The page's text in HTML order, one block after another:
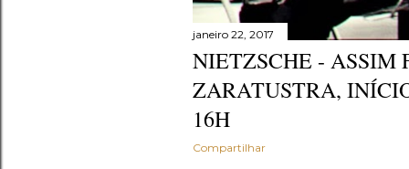
janeiro 22, 2017
NIETZSCHE - ASSIM
ZARATUSTRA,
16H
Compartilhar